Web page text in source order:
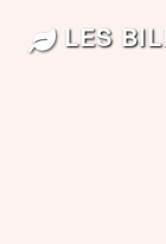
LES